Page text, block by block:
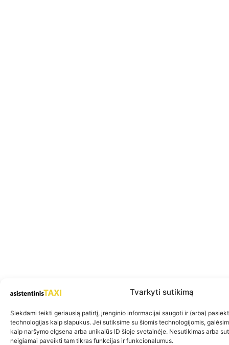
Tvarkyti sutikimą
Siekdami teikti geriausią patirtį, įrenginio informacijai saugoti ir (arba)
technologijas kaip slapukus. Jei sutiksime su šiomis technologijomis,
kaip naršymo elgsena arba unikalūs ID šioje svetainėje. Nesutikimas arba
neigiamai paveikti tam tikras funkcijas ir funkcionalumus.